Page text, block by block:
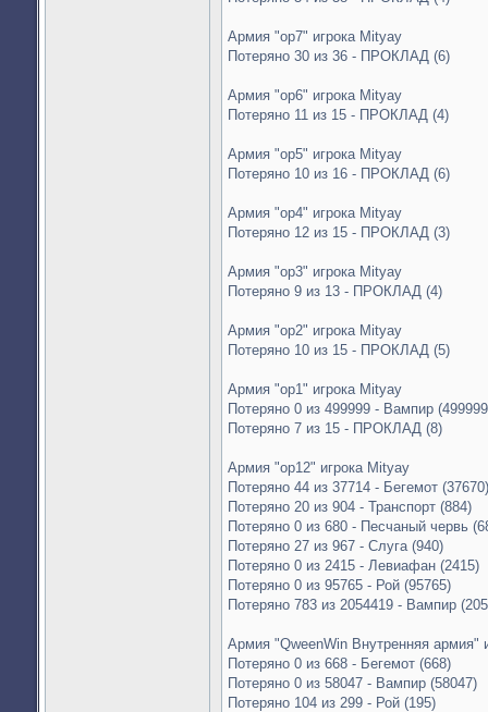
Армия "op7" игрока Mityay
Потеряно 30 из 36 - ПРОКЛАД (6)
Армия "op6" игрока Mityay
Потеряно 11 из 15 - ПРОКЛАД (4)
Армия "op5" игрока Mityay
Потеряно 10 из 16 - ПРОКЛАД (6)
Армия "op4" игрока Mityay
Потеряно 12 из 15 - ПРОКЛАД (3)
Армия "op3" игрока Mityay
Потеряно 9 из 13 - ПРОКЛАД (4)
Армия "op2" игрока Mityay
Потеряно 10 из 15 - ПРОКЛАД (5)
Армия "op1" игрока Mityay
Потеряно 0 из 499999 - Вампир
Потеряно 7 из 15 - ПРОКЛАД (8)
Армия "op12" игрока Mityay
Потеряно 44 из 37714 - Бегемот (37670)
Потеряно 20 из 904 - Транспорт (884)
Потеряно 0 из 680 - Песчаный червь
Потеряно 27 из 967 - Слуга (940)
Потеряно 0 из 2415 - Левиафан (2415)
Потеряно 0 из 95765 - Рой (95765)
Потеряно 783 из 2054419 - Вампир
Армия "QweenWin Внутренняя армия"
Потеряно 0 из 668 - Бегемот (668)
Потеряно 0 из 58047 - Вампир (58047)
Потеряно 104 из 299 - Рой (195)